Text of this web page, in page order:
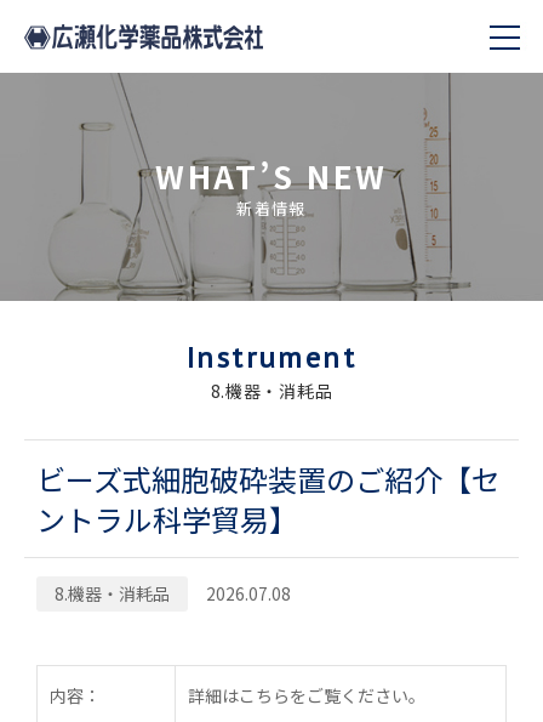
WHAT’S NEW
新着情報
Instrument
8.機器・消耗品
ビーズ式細胞破砕装置のご紹介【セ
ントラル科学貿易】
8.機器・消耗品 2026.07.08
内容： 詳細はこちらをご覧ください。